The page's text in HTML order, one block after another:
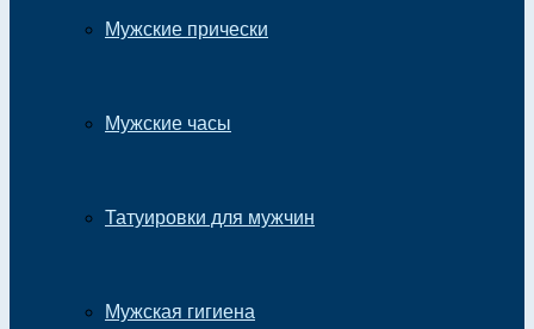
Мужские прически
Мужские часы
Татуировки для мужчин
Мужская гигиена